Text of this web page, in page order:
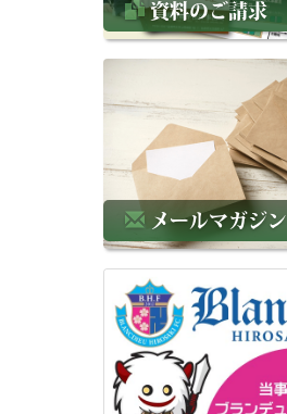
資料のご請求
メールマガジン